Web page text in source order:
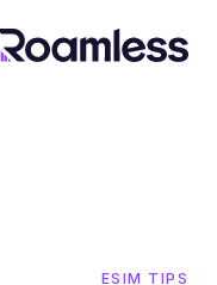
ESIM TIPS